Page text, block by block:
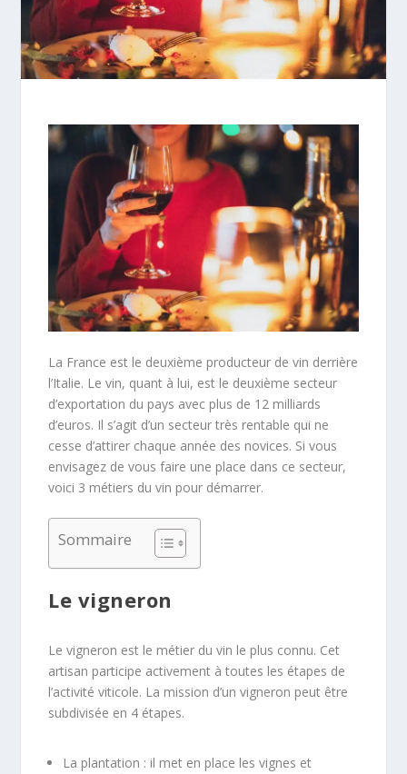
La France est le deuxième producteur de vin derrière
l’Italie. Le vin, quant à lui, est le deuxième secteur
d’exportation du pays avec plus de 12 milliards
d’euros. Il s’agit d’un secteur très rentable qui ne
cesse d’attirer chaque année des novices. Si vous
envisagez de vous faire une place dans ce secteur,
voici 3 métiers du vin pour démarrer.
Sommaire
Le vigneron
Le vigneron est le métier du vin le plus connu. Cet
artisan participe activement à toutes les étapes de
l’activité viticole. La mission d’un vigneron peut être
subdivisée en 4 étapes.
La plantation : il met en place les vignes et